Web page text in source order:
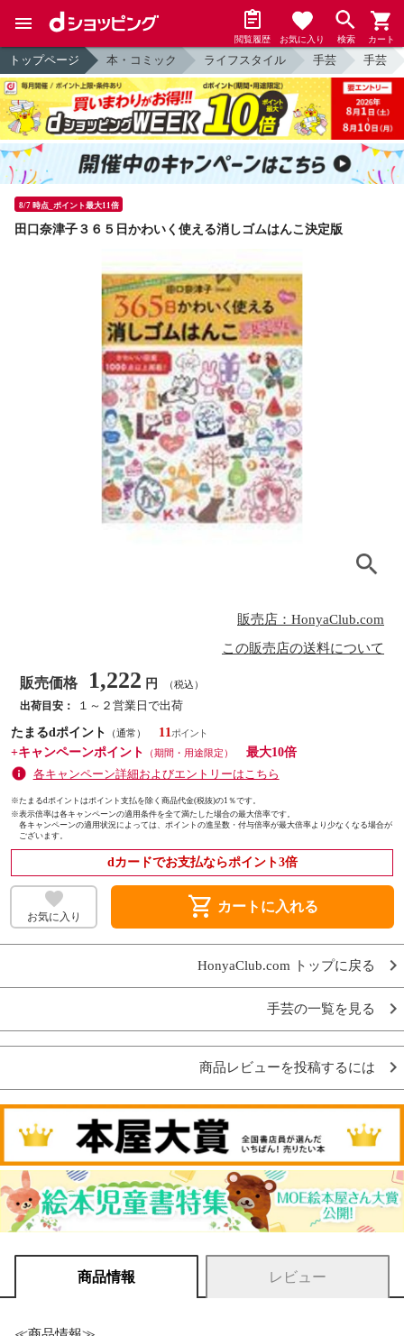
閲覧履歴 お気に入り 検索 カート
トップページ 本・コミック ライフスタイル 手芸 手芸
8/7 時点_ポイント最大11倍
田口奈津子３６５日かわいく使える消しゴムはんこ決定版
販売店：HonyaClub.com
この販売店の送料について
販売価格 1,222 円 （税込）
出荷目安：
１～２営業日で出荷
たまるdポイント
（通常）
11
+キャンペーンポイント
（期間・用途限定）
最大10倍
各キャンペーン詳細およびエントリーはこちら
※たまるdポイントはポイント支払を除く商品代金(税抜)の1％です。
※表示倍率は各キャンペーンの適用条件を全て満たした場合の最大倍率です。
各キャンペーンの適用状況によっては、ポイントの進呈数・付与倍率が最大倍率より少なくなる場合が
ございます。
dカードでお支払ならポイント3倍
お気に入り shopping_cart カートに入れる
HonyaClub.com トップに戻る
手芸の一覧を見る
商品レビューを投稿するには
商品情報 レビュー